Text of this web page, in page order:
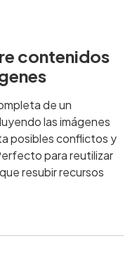
contenidos
de un
las imágenes
posibles conflictos y
para reutilizar
resubir recursos